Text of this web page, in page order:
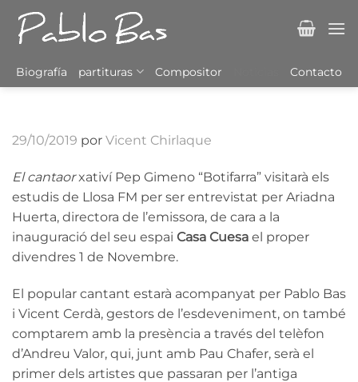
Saltar
contenido
Biografía partituras Compositor Contacto
29/10/2019 por Vicent Chirlaque
El cantaorxativí Pep Gimeno “Botifarra” visitarà els
estudis de Llosa FM per ser entrevistat per Ariadna
Huerta, directora de l’emissora, de cara a la
inauguració del seu espai Casa Cuesa el proper
divendres 1 de Novembre.
El popular cantant estarà acompanyat per Pablo Bas
i Vicent Cerdà, gestors de l’esdeveniment, on també
comptarem amb la presència a través del telèfon
d’Andreu Valor, qui, junt amb Pau Chafer, serà el
primer dels artistes que passaran per l’antiga